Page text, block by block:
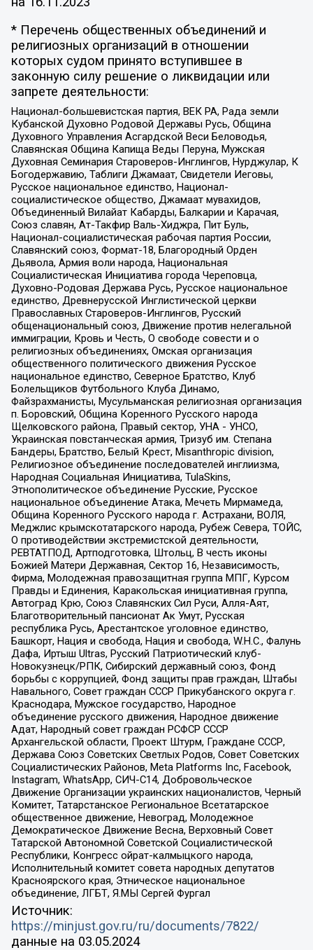
* Перечень общественных объединений и
религиозных организаций в отношении
которых судом принято вступившее в
законную силу решение о ликвидации или
запрете деятельности:
Национал-большевистская партия, ВЕК РА, Рада земли
Кубанской Духовно Родовой Державы Русь, Община
Духовного Управления Асгардской Веси Беловодья,
Славянская Община Капища Веды Перуна, Мужская
Духовная Семинария Староверов-Инглингов, Нурджулар, К
Богодержавию, Таблиги Джамаат, Свидетели Иеговы,
Русское национальное единство, Национал-
социалистическое общество, Джамаат мувахидов,
Объединенный Вилайат Кабарды, Балкарии и Карачая,
Союз славян, Ат-Такфир Валь-Хиджра, Пит Буль,
Национал-социалистическая рабочая партия России,
Славянский союз, Формат-18, Благородный Орден
Дьявола, Армия воли народа, Национальная
Социалистическая Инициатива города Череповца,
Духовно-Родовая Держава Русь, Русское национальное
единство, Древнерусской Инглистической церкви
Православных Староверов-Инглингов, Русский
общенациональный союз, Движение против нелегальной
иммиграции, Кровь и Честь, О свободе совести и о
религиозных объединениях, Омская организация
общественного политического движения Русское
национальное единство, Северное Братство, Клуб
Болельщиков Футбольного Клуба Динамо,
Файзрахманисты, Мусульманская религиозная организация
п. Боровский, Община Коренного Русского народа
Щелковского района, Правый сектор, УНА - УНСО,
Украинская повстанческая армия, Тризуб им. Степана
Бандеры, Братство, Белый Крест, Misanthropic division,
Религиозное объединение последователей инглиизма,
Народная Социальная Инициатива, TulaSkins,
Этнополитическое объединение Русские, Русское
национальное объединение Атака, Мечеть Мирмамеда,
Община Коренного Русского народа г. Астрахани, ВОЛЯ,
Меджлис крымскотатарского народа, Рубеж Севера, ТОЙС,
О противодействии экстремистской деятельности,
РЕВТАТПОД, Артподготовка, Штольц, В честь иконы
Божией Матери Державная, Сектор 16, Независимость,
Фирма, Молодежная правозащитная группа МПГ, Курсом
Правды и Единения, Каракольская инициативная группа,
Автоград Крю, Союз Славянских Сил Руси, Алля-Аят,
Благотворительный пансионат Ак Умут, Русская
республика Русь, Арестантское уголовное единство,
Башкорт, Нация и свобода, Нация и свобода, W.H.С., Фалунь
Дафа, Иртыш Ultras, Русский Патриотический клуб-
Новокузнецк/РПК, Сибирский державный союз, Фонд
борьбы с коррупцией, Фонд защиты прав граждан, Штабы
Навального, Совет граждан СССР Прикубанского округа г.
Краснодара, Мужское государство, Народное
объединение русского движения, Народное движение
Адат, Народный совет граждан РСФСР СССР
Архангельской области, Проект Штурм, Граждане СССР,
Держава Союз Советских Светлых Родов, Совет Советских
Социалистических Районов, Meta Platforms Inc, Facebook,
Instagram, WhatsApp, СИЧ-С14, Добровольческое
Движение Организации украинских националистов, Черный
Комитет, Татарстанское Региональное Всетатарское
общественное движение, Невоград, Молодежное
Демократическое Движение Весна, Верховный Совет
Татарской Автономной Советской Социалистической
Республики, Конгресс ойрат-калмыцкого народа,
Исполнительный комитет совета народных депутатов
Красноярского края, Этническое национальное
объединение, ЛГБТ, Я.МЫ Сергей Фургал
Источник:
https://minjust.gov.ru/ru/documents/7822/
данные на 03.05.2024